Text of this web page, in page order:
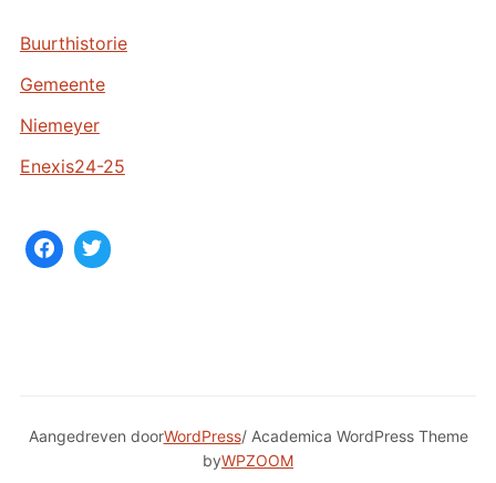
e
e
n
Buurthistorie
Gemeente
Niemeyer
Enexis24-25
Aangedreven doorWordPress/ Academica WordPress Theme
byWPZOOM